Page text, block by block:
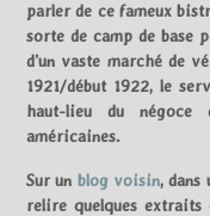
parler de ce fameux
sorte de camp de base
d’un vaste marché de
1921/début 1922, le
haut-lieu du négoce
américaines.
Sur un blog voisin, dans
relire quelques